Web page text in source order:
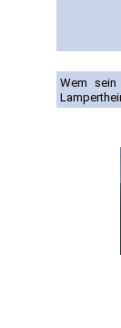
Wem sein